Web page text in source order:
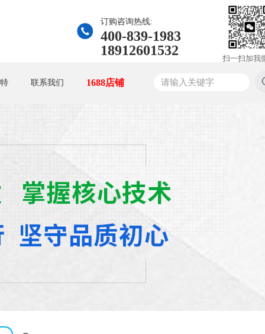
扫一扫加我
订购咨询热线:
400-839-1983
18912601532
联系我们 1688店铺